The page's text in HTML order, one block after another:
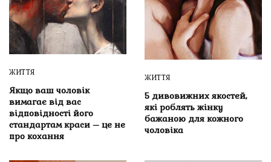
ЖИТТЯ
Якщо ваш чоловік
вимагає від вас
відповідності його
стандартам краси – це не
про кохання
ЖИТТЯ
5 дивовижних якостей,
які роблять жінку
бажаною для кожного
чоловіка